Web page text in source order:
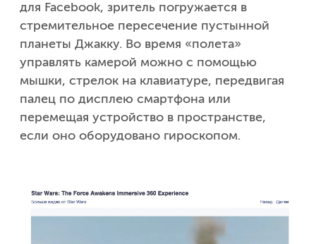
для Facebook, зритель погружается в
стремительное пересечение пустынной
планеты Джакку. Во время «полета»
управлять камерой можно с помощью
мышки, стрелок на клавиатуре, передвигая
палец по дисплею смартфона или
перемещая устройство в пространстве,
если оно оборудовано гироскопом.